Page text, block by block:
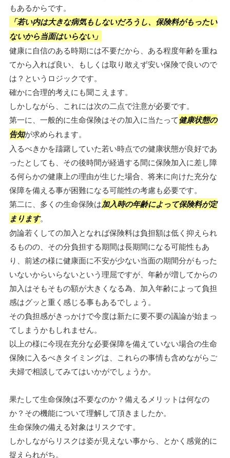
もあるからです。
「若い内は大きな病気もしないだろうし、保険料がもったい
ないから当面はいらない」
健康に自信のある時期には不要だから、ある程度年齢を重ね
てから入れば良い、もしくは取り敢えず安い保険で良いので
は？というロジックです。
確かに合理的考えにも聞こえます。
しかしながら、これには次の二点で注意が必要です。
第一に、一般的に生命保険はその加入に当たって健康状態の
告知が求められます。
入るべきかを躊躇していた若い時点での健康状態が良好であ
ったとしても、その後時間が経過する間に保険加入に差し障
る何らかの健康上の理由が生じた場合、将来に向けた充分な
保障を備える事が困難になる可能性の考慮も必要です。
第二に、多くの生命保険は加入時の年齢によって保険料が定
まります。
勿論若くしての加入となれば保険料は負担額は低く抑えられ
るものの、その分負担する期間は長期間になる可能性もあ
り、前述の様に健康面に不安が少ない当面の期間分がもった
いないからいらないという理屈ですが、年齢が増してからの
加入はそもそもの額が大きくなる為、加入年齢によって負担
感はグッと重く感じる事もあるでしょう。
その負担感がきっかけで今度は新たに要不要の議論が始まっ
てしまうかもしれません。
以上の様に今現在充分な必要保障を備えていない場合の生命
保険に入るべきタイミングは、これらの事情も含めながらご
夫婦で相談してみてはいかがでしょうか。
果たして生命保険は不要なのか？備えるメリットは何なの
か？その機能について理解して頂きましたか。
生命保険の備える対象はリスクです。
しかしながらリスクは姿が見えない事から、とかく感覚的に
捉えられがち。